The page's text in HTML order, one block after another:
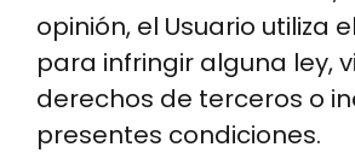
opinión, el Usuario utiliza
para infringir alguna ley,
derechos de terceros o
presentes condiciones.